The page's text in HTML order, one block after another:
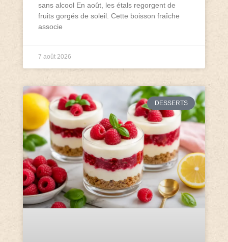
sans alcool En août, les étals regorgent de
fruits gorgés de soleil. Cette boisson fraîche
associe
7 août 2026
DESSERTS